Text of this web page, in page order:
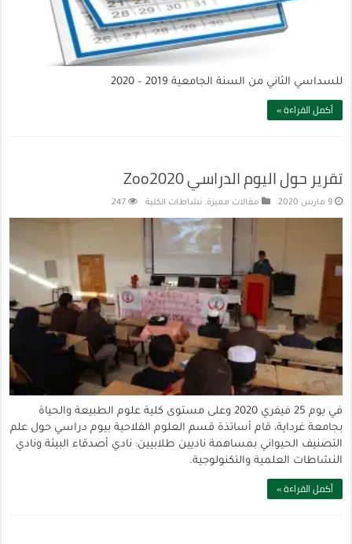
للسداسي الثاني من السنة الجامعية 2019 – 2020
أكمل القراءة »
تقرير حول اليوم الدراسي Zoo2020
9 مارس 2020 مقالات مميزة, نشاطات الكلية 247
في يوم 25 فيفري 2020 وعلى مستوى كلية علوم الطبيعة والحياة
بجامعة غرداية، قام أساتذة قسم العلوم الفلاحية بيوم دراسي حول علم
التصنيف الحيواني بمساهمة ناديين طلابيين: نادي أصدقاء البيئة ونادي
النشاطات العلمية والتكنولوجية.
أكمل القراءة »